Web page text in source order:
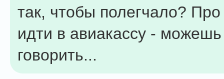
так, чтобы полегчало?
идти в авиакассу -
говорить...